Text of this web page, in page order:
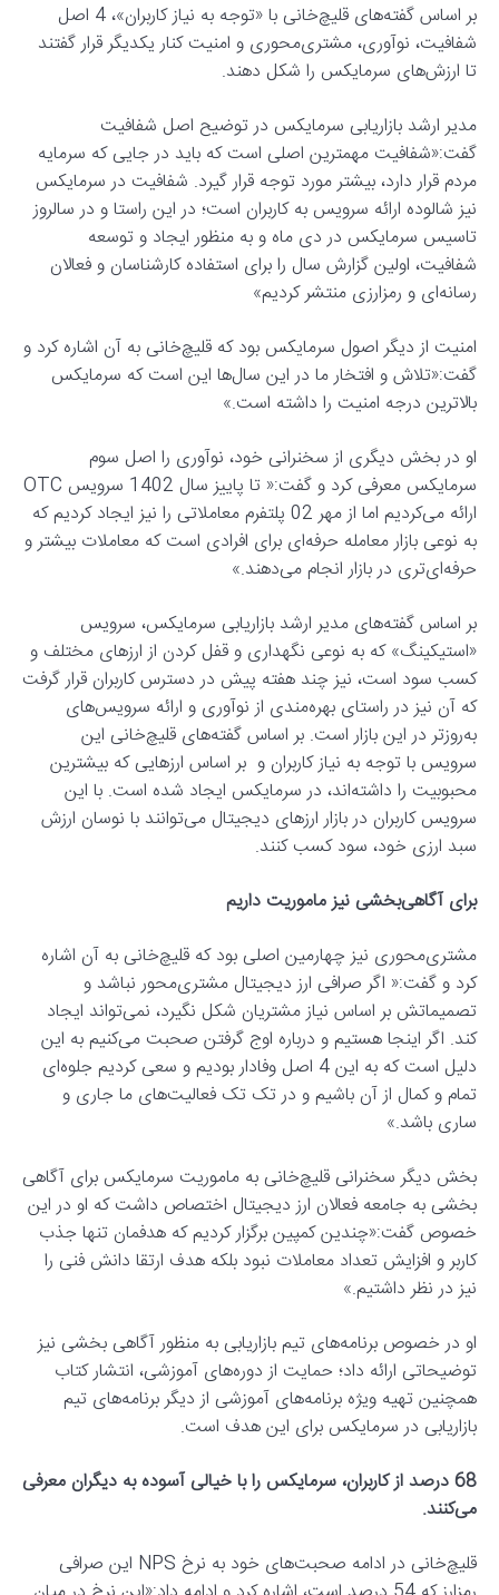
بر اساس گفته‌های قلیچ‌خانی با «توجه به نیاز کاربران»، 4 اصل
شفافیت، نوآوری، مشتری‌محوری و امنیت کنار یکدیگر قرار گفتند
تا ارزش‌های سرمایکس را شکل دهند.
مدیر ارشد بازاریابی سرمایکس در توضیح اصل شفافیت
گفت:«شفافیت مهمترین اصلی است که باید در جایی که سرمایه
مردم قرار دارد، بیشتر مورد توجه قرار گیرد. شفافیت در سرمایکس
نیز شالوده ارائه سرویس به کاربران است؛ در این راستا و در سالروز
تاسیس سرمایکس در دی ماه و به منظور ایجاد و توسعه
شفافیت، اولین گزارش سال را برای استفاده کارشناسان و فعالان
رسانه‌ای و رمزارزی منتشر کردیم»
امنیت از دیگر اصول سرمایکس بود که قلیچ‌خانی به آن اشاره کرد و
گفت:«تلاش و افتخار ما در این سال‌ها این است که سرمایکس
بالاترین درجه امنیت را داشته است.»
او در بخش دیگری از سخنرانی خود، نوآوری را اصل سوم
سرمایکس معرفی کرد و گفت:« تا پاییز سال 1402 سرویس OTC
ارائه می‌کردیم اما از مهر 02 پلتفرم معاملاتی را نیز ایجاد کردیم که
به نوعی بازار معامله حرفه‌ای برای افرادی است که معاملات بیشتر و
حرفه‌ای‌تری در بازار انجام می‌دهند.»
بر اساس گفته‌های مدیر ارشد بازاریابی سرمایکس، سرویس
«استیکینگ» که به نوعی نگهداری و قفل کردن از ارزهای مختلف و
کسب سود است، نیز چند هفته پیش در دسترس کاربران قرار گرفت
که آن نیز در راستای بهره‌مندی از نوآوری و ارائه سرویس‌های
به‌روزتر در این بازار است. بر اساس گفته‌های قلیچ‌خانی این
سرویس با توجه به نیاز کاربران و بر اساس ارزهایی که بیشترین
محبوبیت را داشته‌اند، در سرمایکس ایجاد شده است. با این
سرویس کاربران در بازار ارزهای دیجیتال می‌توانند با نوسان ارزش
سبد ارزی خود، سود کسب کنند.
برای آگاهی‌بخشی نیز ماموریت داریم
مشتری‌محوری نیز چهارمین اصلی بود که قلیچ‌خانی به آن اشاره
کرد و گفت:« اگر صرافی ارز دیجیتال مشتری‌محور نباشد و
تصمیماتش بر اساس نیاز مشتریان شکل نگیرد، نمی‌تواند ایجاد
کند. اگر اینجا هستیم و درباره اوج گرفتن صحبت می‌کنیم به این
دلیل است که به این 4 اصل وفادار بودیم و سعی کردیم جلوه‌ای
تمام و کمال از آن باشیم و در تک تک فعالیت‌های ما جاری و
ساری باشد.»
بخش دیگر سخنرانی قلیچ‌خانی به ماموریت سرمایکس برای آگاهی
بخشی به جامعه فعالان ارز دیجیتال اختصاص داشت که او در این
خصوص گفت:«چندین کمپین برگزار کردیم که هدفمان تنها جذب
کاربر و افزایش تعداد معاملات نبود بلکه هدف ارتقا دانش فنی را
نیز در نظر داشتیم.»
او در خصوص برنامه‌های تیم بازاریابی به منظور آگاهی بخشی نیز
توضیحاتی ارائه داد؛ حمایت از دوره‌های آموزشی، انتشار کتاب
همچنین تهیه ویژه برنامه‌های آموزشی از دیگر برنامه‌های تیم
بازاریابی در سرمایکس برای این هدف است.
68 درصد از کاربران، سرمایکس را با خیالی آسوده به دیگران معرفی
می‌کنند.
قلیچ‌خانی در ادامه صحبت‌های خود به نرخ NPS این صرافی